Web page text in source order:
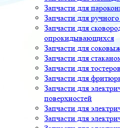
Запчасти для
Запчасти для
Запчасти для
опрокидывающихся
Запчасти для
Запчасти для
Запчасти для тостеров
Запчасти для
Запчасти для
поверхностей
Запчасти для
Запчасти для